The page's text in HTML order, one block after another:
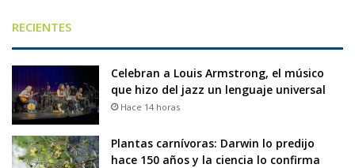
RECIENTES
Celebran a Louis Armstrong, el músico
que hizo del jazz un lenguaje universal
Hace 14 horas
Plantas carnívoras: Darwin lo predijo
hace 150 años y la ciencia lo confirma